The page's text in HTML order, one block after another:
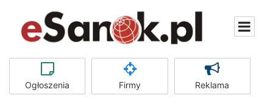
Ogłoszenia Firmy Reklama